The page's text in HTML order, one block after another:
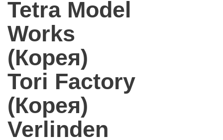
Tetra Model
Works
(Корея)
Tori Factory
(Корея)
Verlinden